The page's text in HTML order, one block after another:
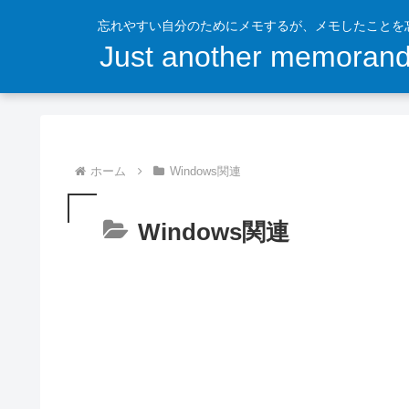
忘れやすい自分のためにメモするが、メモしたことを
Just another
ホーム Windows関連
Windows関連